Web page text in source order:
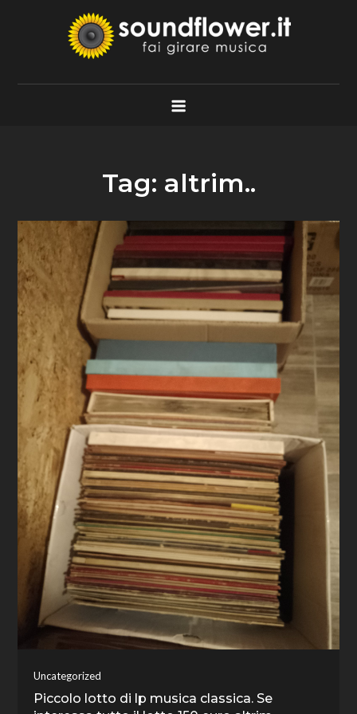
Soundflower.it
Fai Girare Musica
Tag: altrim..
Uncategorized
Piccolo lotto di lp musica classica. Se